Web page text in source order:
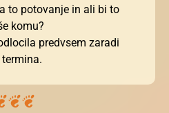
to potovanje in ali bi to
komu?
predvsem zaradi